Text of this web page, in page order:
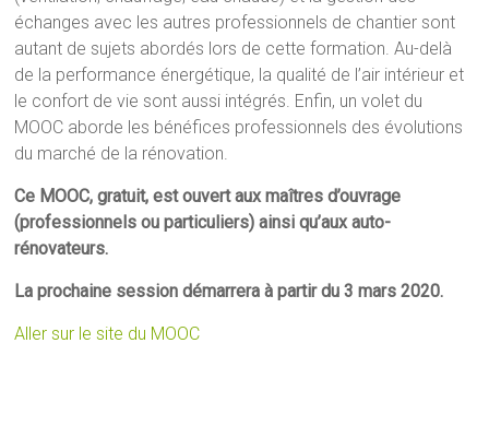
échanges avec les autres professionnels de chantier sont
autant de sujets abordés lors de cette formation. Au-delà
de la performance énergétique, la qualité de l’air intérieur et
le confort de vie sont aussi intégrés. Enfin, un volet du
MOOC aborde les bénéfices professionnels des évolutions
du marché de la rénovation.
Ce MOOC, gratuit, est ouvert aux maîtres d’ouvrage
(professionnels ou particuliers) ainsi qu’aux auto-
rénovateurs.
La prochaine session démarrera à partir du 3 mars 2020.
Aller sur le site du MOOC